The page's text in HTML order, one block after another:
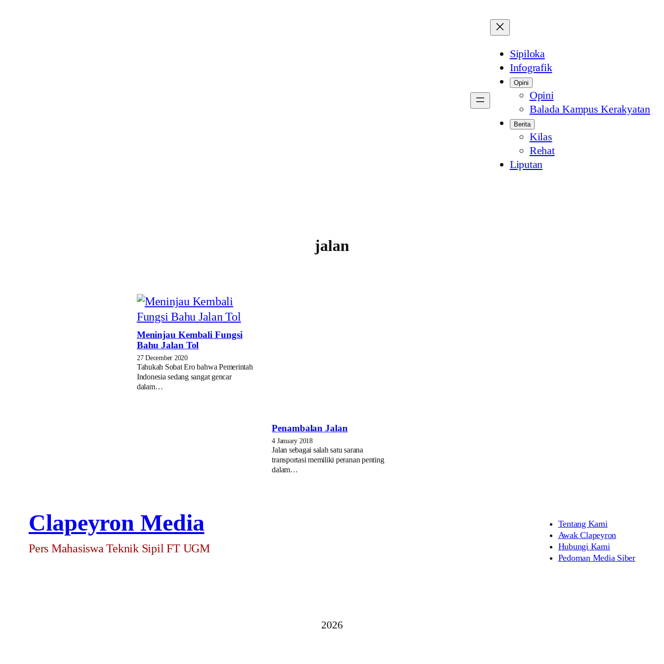
Sipiloka
Infografik
Opini
Opini
Balada Kampus Kerakyatan
Berita
Kilas
Rehat
Liputan
jalan
Meninjau Kembali Fungsi
Bahu Jalan Tol
27 December 2020
Tahukah Sobat Ero bahwa Pemerintah
Indonesia sedang sangat gencar
dalam…
Penambalan Jalan
4 January 2018
Jalan sebagai salah satu sarana
transportasi memiliki peranan penting
dalam…
Clapeyron Media
Pers Mahasiswa Teknik Sipil FT UGM
Tentang Kami
Awak Clapeyron
Hubungi Kami
Pedoman Media Siber
2026